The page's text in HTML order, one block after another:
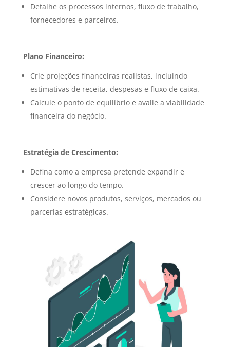
Detalhe os processos internos, fluxo de trabalho,
fornecedores e parceiros.
Plano Financeiro:
Crie projeções financeiras realistas, incluindo
estimativas de receita, despesas e fluxo de caixa.
Calcule o ponto de equilíbrio e avalie a viabilidade
financeira do negócio.
Estratégia de Crescimento:
Defina como a empresa pretende expandir e
crescer ao longo do tempo.
Considere novos produtos, serviços, mercados ou
parcerias estratégicas.